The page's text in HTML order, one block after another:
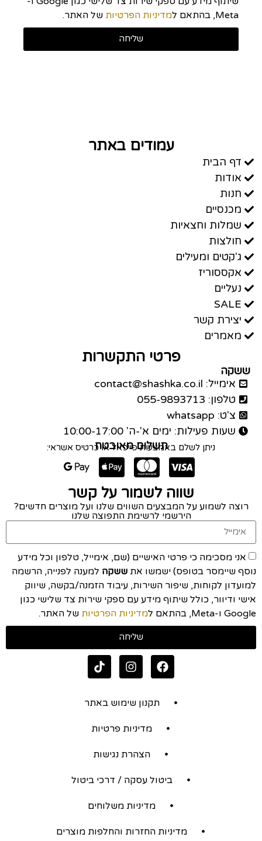
Meta, בהתאם ל
מדיניות הפרטיות של האתר.
שליחה
עמודים באתר
דף הבית
אודות
חנות
מכנסיים
שמלות וחצאיות
חולצות
ג'קטים ומעילים
אקססוריז
נעליים
SALE
יצירת קשר
מאמרים
פרטי התקשרות
ששקה
אימייל: contact@shashka.co.il
טלפון: 055-9893713
צ'ט: whatsapp
שעות פעילות: ימים א'-ה' 10:00-17:00
תשלום מאובטח
ניתן לשלם באמצעות פייפאל או כרטיס אשראי:
שווה לשמור על קשר
רוצה לשמוע על המבצעים השווים שלנו ועל מוצרים חדשים?
הירשמי לרשימת התפוצה שלנו
אני מסכימה כי פרטי האישיים (שם, אימייל, טלפון וכל מידע
נוסף שיימסר בטופס) ישמשו את ששקה למענה לפנייה, הרשמה
למועדון לקוחות, שיפור השירות, עיבוד הזמנה/בקשה, שיווק
אישי ודיוור, כולל שיתוף מידע עם ספקי שירות צד שלישי כגון
Google ו-Meta, בהתאם ל
מדיניות הפרטיות של האתר.
שליחה
תקנון שימוש באתר
מדיניות פרטיות
הצהרת נגישות
ביטול עסקה / דרכי ביטול
מדיניות משלוחים
מדיניות החזרות והחלפות מוצרים